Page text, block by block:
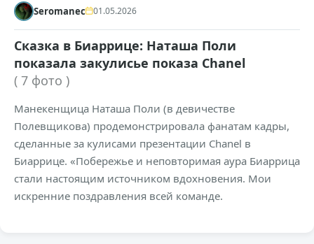
Seromanec 01.05.2026
Сказка в Биаррице: Наташа Поли
показала закулисье показа Chanel
( 7 фото )
Манекенщица Наташа Поли (в девичестве
Полевщикова) продемонстрировала фанатам кадры,
сделанные за кулисами презентации Chanel в
Биаррице. «Побережье и неповторимая аура Биаррица
стали настоящим источником вдохновения. Мои
искренние поздравления всей команде.